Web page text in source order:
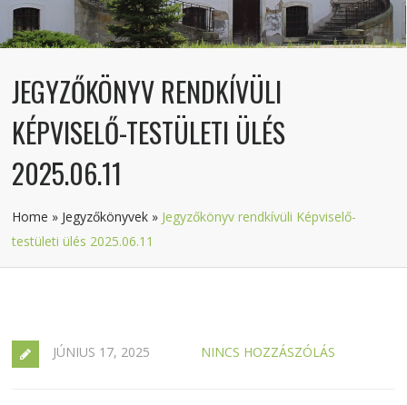
JEGYZŐKÖNYV RENDKÍVÜLI
KÉPVISELŐ-TESTÜLETI ÜLÉS
2025.06.11
Home » Jegyzőkönyvek » Jegyzőkönyv rendkívüli Képviselő-
testületi ülés 2025.06.11
JÚNIUS 17, 2025 NINCS HOZZÁSZÓLÁS